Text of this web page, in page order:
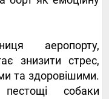
аеропорту,
знизити стрес,
та здоровішими.
собаки